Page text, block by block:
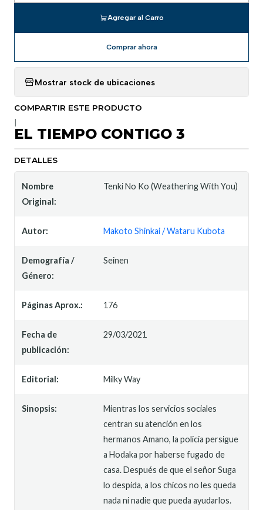
Agregar al Carro
Comprar ahora
Mostrar stock de ubicaciones
COMPARTIR ESTE PRODUCTO
EL TIEMPO CONTIGO 3
DETALLES
Nombre
Original:
Tenki No Ko (Weathering With You)
Autor: Makoto Shinkai / Wataru Kubota
Demografía /
Género:
Seinen
Páginas Aprox.: 176
Fecha de
publicación:
29/03/2021
Editorial: Milky Way
Sinopsis:
Mientras los servicios sociales
centran su atención en los
hermanos Amano, la policía persigue
a Hodaka por haberse fugado de
casa. Después de que el señor Suga
lo despida, a los chicos no les queda
nada ni nadie que pueda ayudarlos.